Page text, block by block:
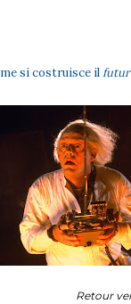
si costruisce ilfutur
Retour